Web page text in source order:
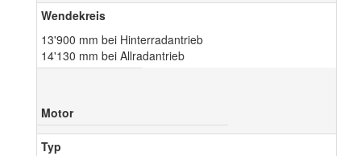
Wendekreis
13'900 mm bei Hinterradantrieb
14'130 mm bei Allradantrieb
Motor
Typ